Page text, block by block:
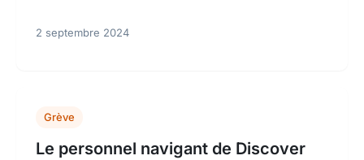
2 septembre 2024
Grève
Le personnel navigant de Discover